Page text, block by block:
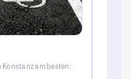
am besten: